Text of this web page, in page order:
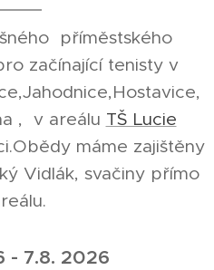
příměstského
začínající tenisty v
, v areálu TŠ Lucie
máme zajištěny
Vidlák, svačiny přímo
- 7.8. 2026